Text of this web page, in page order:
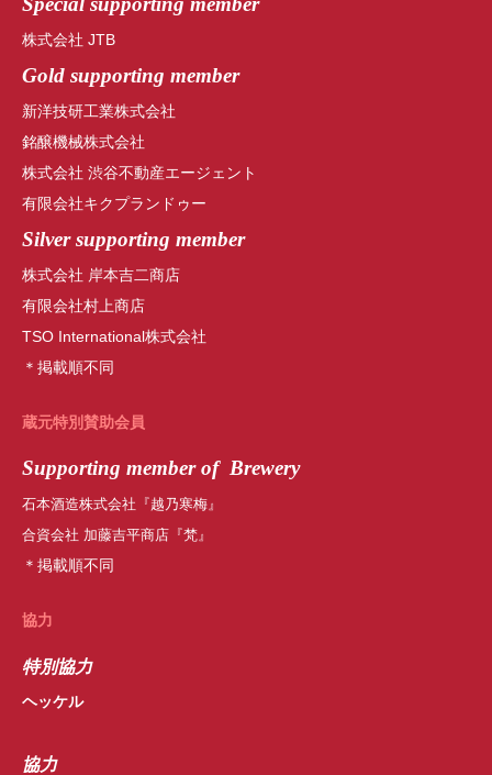
株式会社 JTB
Gold supporting member
新洋技研工業株式会社
銘醸機械株式会社
株式会社 渋谷不動産エージェント
有限会社キクプランドゥー
Silver supporting member
株式会社 岸本吉二商店
有限会社村上商店
TSO International株式会社
＊掲載順不同
蔵元特別賛助会員
Supporting member of Brewery
石本酒造株式会社『越乃寒梅』
合資会社 加藤吉平商店『梵』
＊掲載順不同
協力
特別協力
ヘッケル
協力